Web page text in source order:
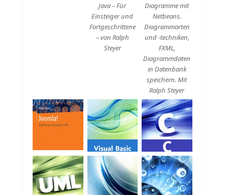
Java – Für
Einsteiger und
Fortgeschrittene
– von Ralph
Steyer
Diagramme mit
Netbeans.
Diagrammarten
und -techniken,
FXML,
Diagrammdaten
in Datenbank
speichern. Mit
Ralph Steyer